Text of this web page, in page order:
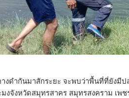
ดำกันมาสักระยะ จะพบว่าพื้นที่ที่ยังมี
งจังหวัดสมุทรสาคร สมุทรสงคราม เพ